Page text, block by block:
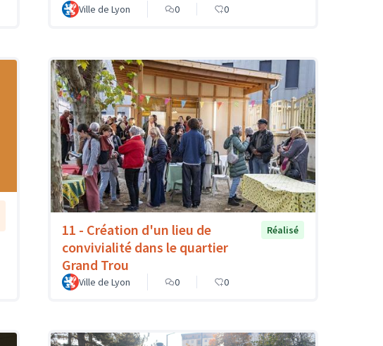
Ville de Lyon 0 0
11 - Création d'un lieu de
convivialité dans le quartier
Grand Trou
Réalisé
Ville de Lyon 0 0